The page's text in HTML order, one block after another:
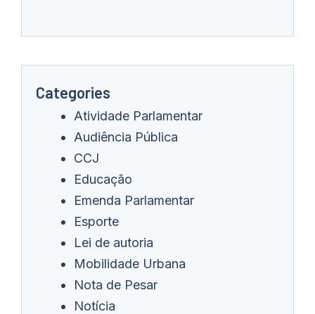
Categories
Atividade Parlamentar
Audiência Pública
CCJ
Educação
Emenda Parlamentar
Esporte
Lei de autoria
Mobilidade Urbana
Nota de Pesar
Notícia